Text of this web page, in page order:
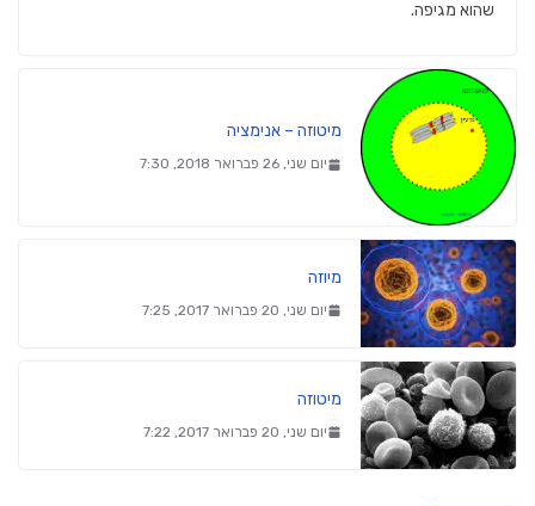
שהוא מגיפה.
מיטוזה – אנימציה
יום שני, 26 פברואר 2018, 7:30
מיוזה
יום שני, 20 פברואר 2017, 7:25
מיטוזה
יום שני, 20 פברואר 2017, 7:22